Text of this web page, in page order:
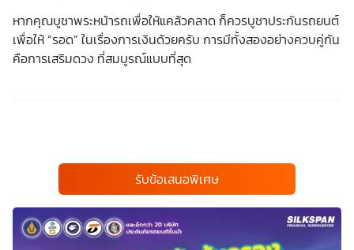
หากคุณบูชาพระหน้ารถเพื่อให้แคล้วคลาด ก็ควรบูชาประกันรถยนต์
เพื่อให้ “รอด” ในเรื่องการเงินด้วยครับ การมีทั้งสองอย่างควบคู่กัน
คือการเสริมดวง ที่สมบูรณ์แบบที่สุด
รับข้อเสนอพิเศษ